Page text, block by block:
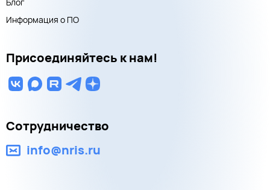
Информация о ПО
Присоединяйтесь к нам!
Сотрудничество
info@nris.ru